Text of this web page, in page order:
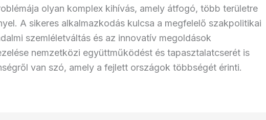
olyan komplex kihívás, amely átfogó, több területre
A sikeres alkalmazkodás kulcsa a megfelelő szakpolitikai
szemléletváltás és az innovatív megoldások
nemzetközi együttműködést és tapasztalatcserét is
van szó, amely a fejlett országok többségét érinti.